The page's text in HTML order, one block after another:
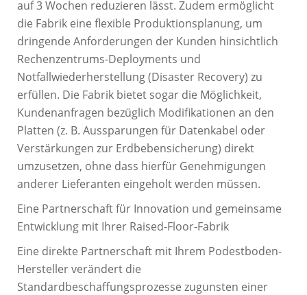
auf 3 Wochen reduzieren lässt. Zudem ermöglicht
die Fabrik eine flexible Produktionsplanung, um
dringende Anforderungen der Kunden hinsichtlich
Rechenzentrums-Deployments und
Notfallwiederherstellung (Disaster Recovery) zu
erfüllen. Die Fabrik bietet sogar die Möglichkeit,
Kundenanfragen bezüglich Modifikationen an den
Platten (z. B. Aussparungen für Datenkabel oder
Verstärkungen zur Erdbebensicherung) direkt
umzusetzen, ohne dass hierfür Genehmigungen
anderer Lieferanten eingeholt werden müssen.
Eine Partnerschaft für Innovation und gemeinsame
Entwicklung mit Ihrer Raised-Floor-Fabrik
Eine direkte Partnerschaft mit Ihrem Podestboden-
Hersteller verändert die
Standardbeschaffungsprozesse zugunsten einer